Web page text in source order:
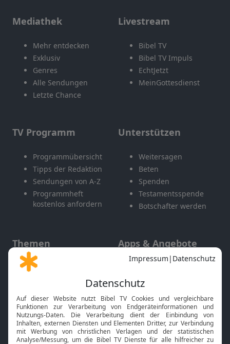
Mediathek
Mehr entdecken
Exklusiv
Genres
Alle Sendungen
Letzte Chance
Livestream
Bibel TV
Bibel TV Impuls
EchtJetzt
MeinGottesdienst
TV Programm
Programmübersicht
Tipps der Redaktion
Sendungen von A-Z
Programmheft
kostenlos anfordern
Unterstützen
Weitersagen
Beten
Spenden
Testamentsspende
Botschafter werden
Themen
Gott und Bibel erklärt
Neuigkeiten
Apps & Angebote
Mobile App
Smart TV
HbbTV
Bibelthek Online-Bibel
Nächster Gottesdienst